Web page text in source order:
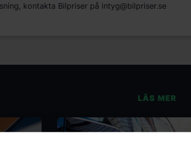
kontakta Bilpriser på intyg@bilpriser.se
LÄS MER